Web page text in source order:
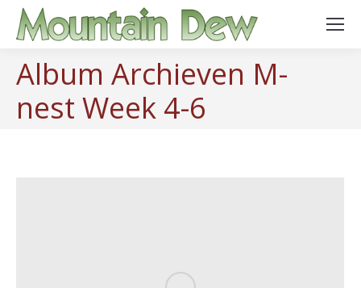
Album Archieven M-
nest Week 4-6